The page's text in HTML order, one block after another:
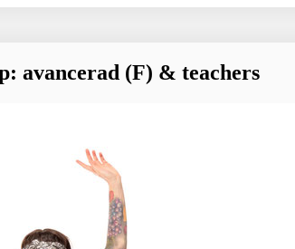
avancerad (F) & teachers